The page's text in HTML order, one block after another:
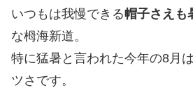
いつもは我慢できる帽子さえも
な栂海新道。
特に猛暑と言われた今年の8月
ツさです。